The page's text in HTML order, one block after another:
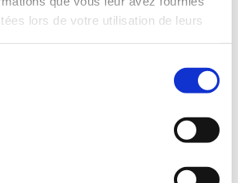
lors de votre utilisation de leurs